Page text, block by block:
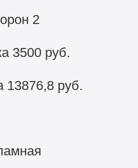
2
3500 руб.
13876,8 руб.